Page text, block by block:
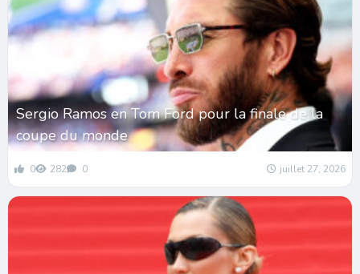
Sergio Ramos en Tom Ford pour la finale de la
coupe du monde
0 282 0 juillet 27, 2026